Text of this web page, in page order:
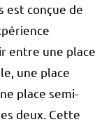
est conçue de
entre une place
une place
place semi-
deux. Cette